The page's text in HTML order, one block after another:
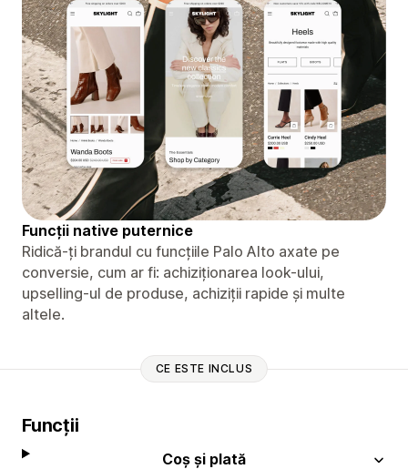
Funcții native puternice
Ridică-ți brandul cu funcțiile Palo Alto axate pe
conversie, cum ar fi: achiziționarea look-ului,
upselling-ul de produse, achiziții rapide și multe
altele.
CE ESTE INCLUS
Funcții
Coș și plată